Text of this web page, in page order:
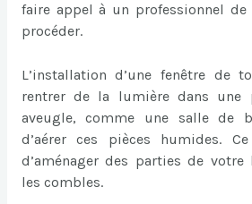
faire appel à un professionnel
procéder.
L’installation d’une fenêtre de
rentrer de la lumière dans une
aveugle, comme une salle de
d’aérer ces pièces humides.
d’aménager des parties de
les combles.